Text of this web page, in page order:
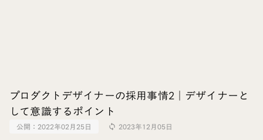
プロダクトデザイナーの採用事情2｜デザイナーと
して意識するポイント
公開： 2022年02月25日 sync 2023年12月05日